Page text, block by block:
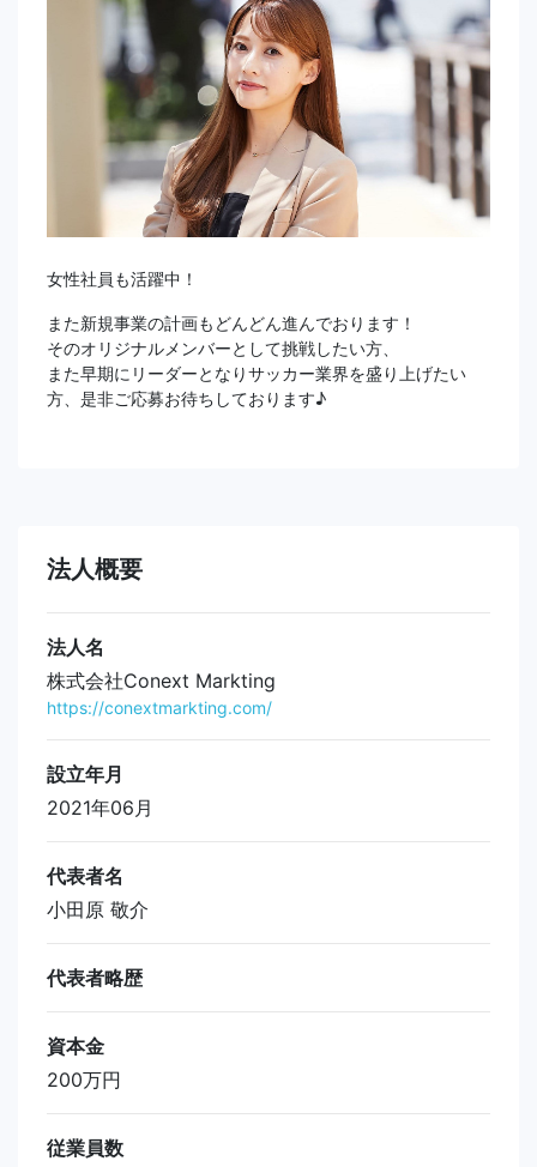
女性社員も活躍中！
また新規事業の計画もどんどん進んでおります！
そのオリジナルメンバーとして挑戦したい方、
また早期にリーダーとなりサッカー業界を盛り上げたい
方、是非ご応募お待ちしております♪
法人概要
法人名
株式会社Conext Markting
https://conextmarkting.com/
設立年月
2021年06月
代表者名
小田原 敬介
代表者略歴
資本金
200万円
従業員数